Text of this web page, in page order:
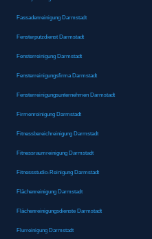
Fassadenreinigung Darmstadt
Fensterputzdienst Darmstadt
Fensterreinigung Darmstadt
Fensterreinigungsfirma Darmstadt
Fensterreinigungsunternehmen Darmstadt
Firmenreinigung Darmstadt
Fitnessbereichreinigung Darmstadt
Fitnessraumreinigung Darmstadt
Fitnessstudio-Reinigung Darmstadt
Flächenreinigung Darmstadt
Flächenreinigungsdienste Darmstadt
Flurreinigung Darmstadt